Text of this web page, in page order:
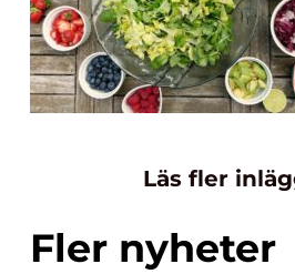
Läs fler
Fler nyheter